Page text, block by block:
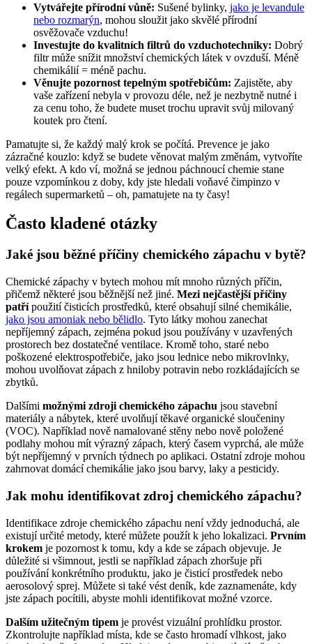
Vytvářejte přírodní vůně: Sušené bylinky, jako je levandule
nebo rozmarýn, mohou sloužit jako skvělé přírodní
osvěžovače vzduchu!
Investujte do kvalitních filtrů do vzduchotechniky: Dobrý
filtr může snížit množství chemických látek v ovzduší. Méně
chemikálií = méně pachu.
Věnujte pozornost tepelným spotřebičům: Zajistěte, aby
vaše zařízení nebyla v provozu déle, než je nezbytně nutné i
za cenu toho, že budete muset trochu upravit svůj milovaný
koutek pro čtení.
Pamatujte si, že každý malý krok se počítá. Prevence je jako
zázračné kouzlo: když se budete věnovat malým změnám, vytvoříte
velký efekt. A kdo ví, možná se jednou páchnoucí chemie stane
pouze vzpomínkou z doby, kdy jste hledali voňavé čimpinzo v
regálech supermarketů – oh, pamatujete na ty časy!
Často kladené otázky
Jaké jsou běžné příčiny chemického zápachu v bytě?
Chemické zápachy v bytech mohou mít mnoho různých příčin,
přičemž některé jsou běžnější než jiné. Mezi nejčastější příčiny
patřípoužití čisticích prostředků, které obsahují silné chemikálie,
jako jsou amoniak nebo bělidlo. Tyto látky mohou zanechat
nepříjemný zápach, zejména pokud jsou používány v uzavřených
prostorech bez dostatečné ventilace. Kromě toho, staré nebo
poškozené elektrospotřebiče, jako jsou lednice nebo mikrovlnky,
mohou uvolňovat zápach z hniloby potravin nebo rozkládajících se
zbytků.
Dalšími možnými zdroji chemického zápachu jsou stavební
materiály a nábytek, které uvolňují těkavé organické sloučeniny
(VOC). Například nově namalované stěny nebo nově položené
podlahy mohou mít výrazný zápach, který časem vyprchá, ale může
být nepříjemný v prvních týdnech po aplikaci. Ostatní zdroje mohou
zahrnovat domácí chemikálie jako jsou barvy, laky a pesticidy.
Jak mohu identifikovat zdroj chemického zápachu?
Identifikace zdroje chemického zápachu není vždy jednoduchá, ale
existují určité metody, které můžete použít k jeho lokalizaci. Prvním
krokem je pozornost k tomu, kdy a kde se zápach objevuje. Je
důležité si všimnout, jestli se například zápach zhoršuje při
používání konkrétního produktu, jako je čisticí prostředek nebo
aerosolový sprej. Můžete si také vést deník, kde zaznamenáte, kdy
jste zápach pocítili, abyste mohli identifikovat možné vzorce.
Dalším užitečným tipem je provést vizuální prohlídku prostor.
Zkontrolujte například místa, kde se často hromadí vlhkost, jako